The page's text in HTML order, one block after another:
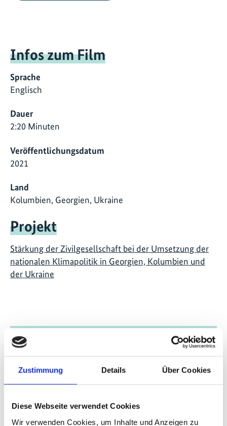
Zustimmung Details Über Cookies
Diese Webseite verwendet Cookies
Wir verwenden Cookies, um Inhalte und Anzeigen zu
Infos zum Film
Sprache
Englisch
Dauer
2:20 Minuten
Veröffentlichungsdatum
2021
Land
Kolumbien, Georgien, Ukraine
Projekt
Stärkung der Zivilgesellschaft bei der Umsetzung der
nationalen Klimapolitik in Georgien, Kolumbien und
der Ukraine
Publikationen zum Projekt